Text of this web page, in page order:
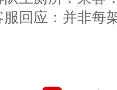
回应：并非每